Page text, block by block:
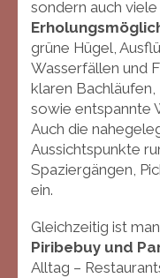
sondern auch viele
grüne Hügel,
Wasserfällen und
klaren
sowie entspannte
Auch die
Aussichtspunkte
Spaziergängen,
ein.
Gleichzeitig ist
Piribebuy und
Alltag –